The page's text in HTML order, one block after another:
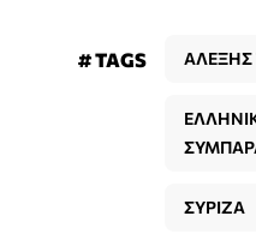
# TAGS ΑΛΕΞΗΣ
ΣΥΡΙΖΑ